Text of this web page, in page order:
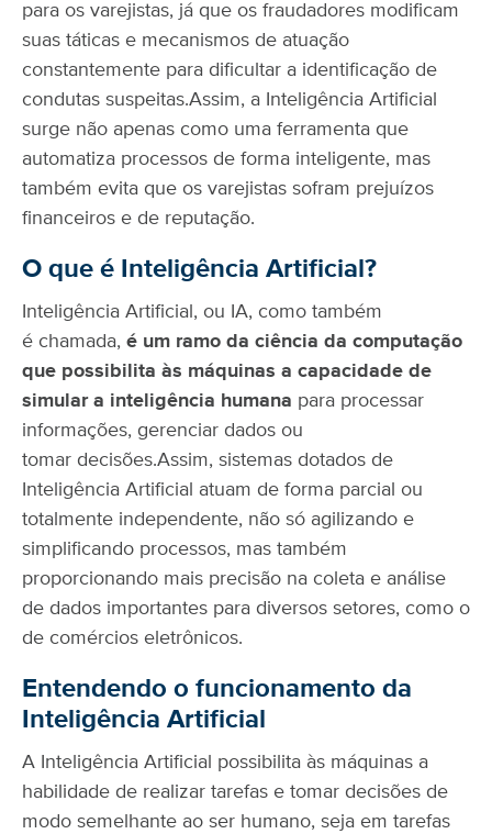
para os varejistas, já que os fraudadores modificam
suas táticas e mecanismos de atuação
constantemente para dificultar a identificação de
condutas suspeitas.Assim, a Inteligência Artificial
surge não apenas como uma ferramenta que
automatiza processos de forma inteligente, mas
também evita que os varejistas sofram prejuízos
financeiros e de reputação.
O que é Inteligência Artificial?
Inteligência Artificial, ou IA, como também
é chamada, é um ramo da ciência da computação
que possibilita às máquinas a capacidade de
simular a inteligência humana para processar
informações, gerenciar dados ou
tomar decisões.Assim, sistemas dotados de
Inteligência Artificial atuam de forma parcial ou
totalmente independente, não só agilizando e
simplificando processos, mas também
proporcionando mais precisão na coleta e análise
de dados importantes para diversos setores, como o
de comércios eletrônicos.
Entendendo o funcionamento da
Inteligência Artificial
A Inteligência Artificial possibilita às máquinas a
habilidade de realizar tarefas e tomar decisões de
modo semelhante ao ser humano, seja em tarefas